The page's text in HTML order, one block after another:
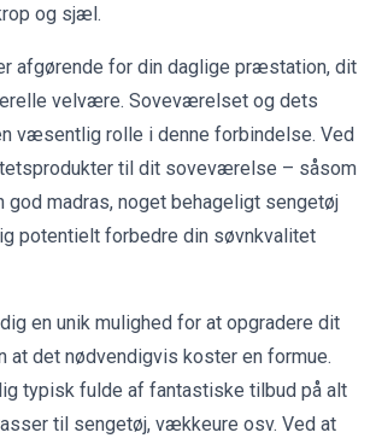
og sjæl.
afgørende for din daglige præstation, dit
velvære. Soveværelset og dets
væsentlig rolle i denne forbindelse. Ved
til dit soveværelse – såsom
god madras, noget behageligt sengetøj
potentielt forbedre din søvnkvalitet
en unik mulighed for at opgradere dit
at det nødvendigvis koster en formue.
typisk fulde af fantastiske tilbud på alt
til sengetøj, vækkeure osv. Ved at